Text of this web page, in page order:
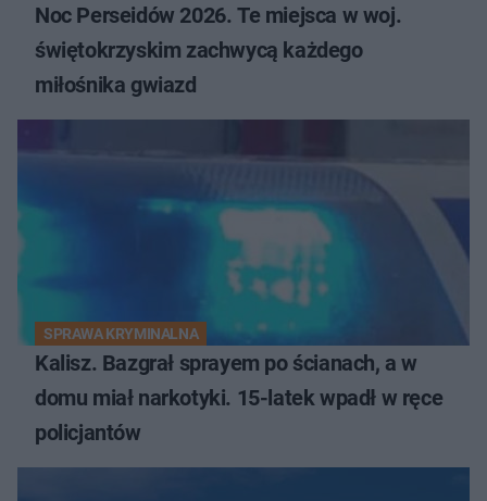
Noc Perseidów 2026. Te miejsca w woj.
świętokrzyskim zachwycą każdego
miłośnika gwiazd
SPRAWA KRYMINALNA
Kalisz. Bazgrał sprayem po ścianach, a w
domu miał narkotyki. 15-latek wpadł w ręce
policjantów